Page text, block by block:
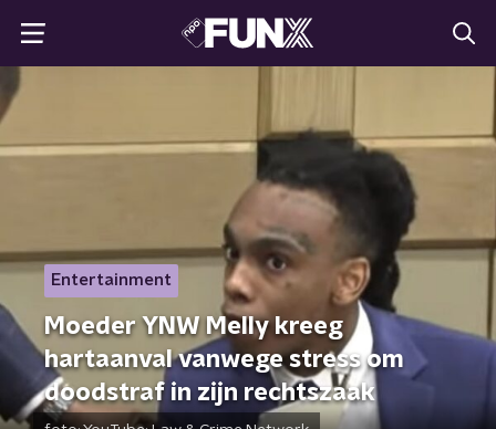
Entertainment
Moeder YNW Melly kreeg
hartaanval vanwege stress om
doodstraf in zijn rechtszaak